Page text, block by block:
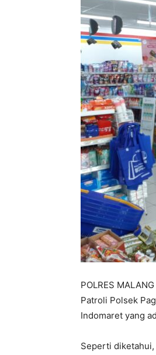
POLRES
Patroli Polsek
Indomaret yang
Seperti